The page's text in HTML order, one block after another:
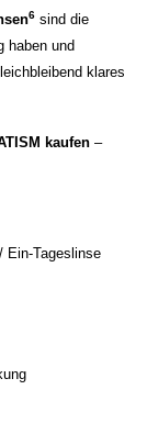
6 sind die
haben und
klares
kaufen –
Ein-Tageslinse